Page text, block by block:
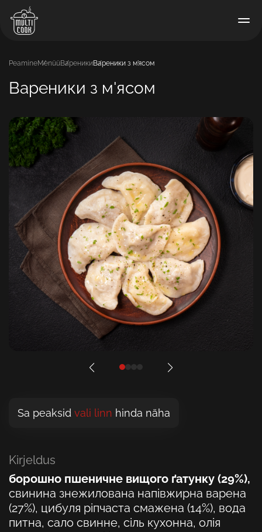
PeamineMenüüВареникиВареники з м'ясом
Вареники з м'ясом
Sa peaksid vali linn hinda näha
Kirjeldus
борошно пшеничне вищого ґатунку (29%),
свинина знежилована напівжирна варена
(27%), цибуля ріпчаста смажена (14%), вода
питна, сало свинне, сіль кухонна, олія